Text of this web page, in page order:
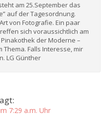
am 25.September das
auf der Tagesordnung.
von Fotografie. Ein paar
sich voraussichtlich am
Pinakothek der Moderne –
Falls Interesse, mir
LG Günther
7:29 a.m. Uhr